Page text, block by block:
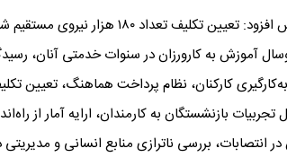
عضو کمیسیون امنیت ملی مجلس افزود:
آموزش به کارورزان در سنوات خدمتی آنان،
کارکنان، نظام پرداخت هماهنگ، تعیین
تجربیات بازنشستگان به کارمندان، ارایه آمار از
بررسی ناترازی منابع انسانی و